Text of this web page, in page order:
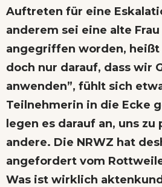
Auftreten für eine
anderem sei eine alte
angegriffen worden, heißt
doch nur darauf, dass wir
anwenden”, fühlt sich
Teilnehmerin in die Ecke
legen es darauf an, uns zu
andere. Die NRWZ hat
angefordert vom
Was ist wirklich